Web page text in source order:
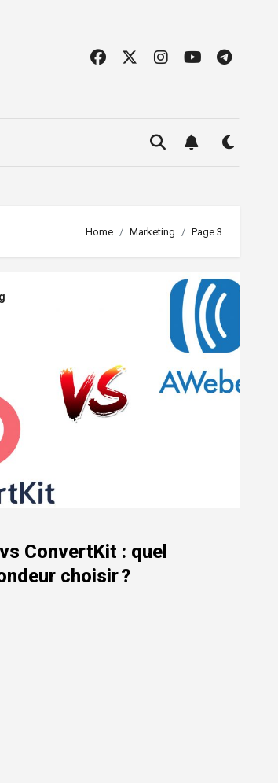
Home Marketing Page 3
ConvertKit : quel
choisir ?